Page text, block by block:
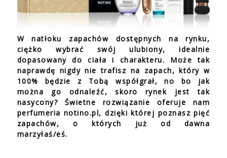
W natłoku zapachów dostępnych na rynku,
ciężko wybrać swój ulubiony, idealnie
dopasowany do ciała i charakteru. Może tak
naprawdę nigdy nie trafisz na zapach, który w
100% będzie z Tobą współgrał, no bo jak
można go odnaleźć, skoro rynek jest tak
nasycony? Świetne rozwiązanie oferuje nam
perfumeria notino.pl, dzięki której poznasz pięć
zapachów, o których już od dawna
marzyłaś/eś.